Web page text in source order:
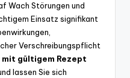
Wach Störungen und
Einsatz signifikant
Verschreibungspflicht
mit gültigem Rezept
lassen Sie sich